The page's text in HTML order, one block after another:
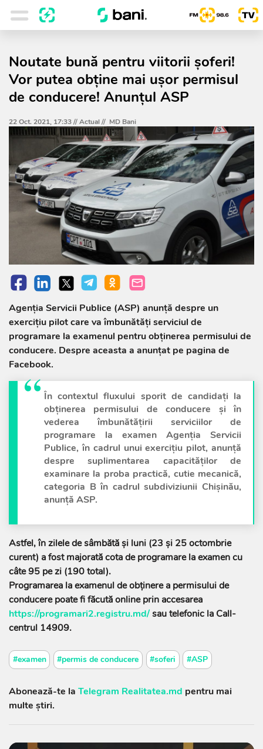
Noutate bună pentru viitorii șoferi!
Vor putea obține mai ușor permisul
de conducere! Anunțul ASP
22 Oct. 2021, 17:33 //Actual// MD Bani
Agenția Servicii Publice (ASP) anunță despre un
exercițiu pilot care va îmbunătăți serviciul de
programare la examenul pentru obținerea permisului de
conducere. Despre aceasta a anunțat pe pagina de
Facebook.
În contextul fluxului sporit de candidați la
obținerea permisului de conducere și în
vederea îmbunătăţirii serviciilor de
programare la examen Agenția Servicii
Publice, în cadrul unui exercițiu pilot, anunță
despre suplimentarea capacităților de
examinare la proba practică, cutie mecanică,
categoria B în cadrul subdiviziunii Chișinău,
anunță ASP.
Astfel, în zilele de sâmbătă și luni (23 și 25 octombrie
curent) a fost majorată cota de programare la examen cu
câte 95 pe zi (190 total).
Programarea la examenul de obținere a permisului de
conducere poate fi făcută online prin accesarea
https://programari2.registru.md/sau telefonic la Call-
centrul 14909.
#examen #permis de conducere #soferi #ASP
Abonează-te la Telegram Realitatea.md pentru mai
multe știri.